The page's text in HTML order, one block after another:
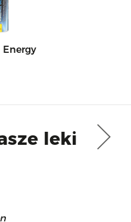
Energy
leki